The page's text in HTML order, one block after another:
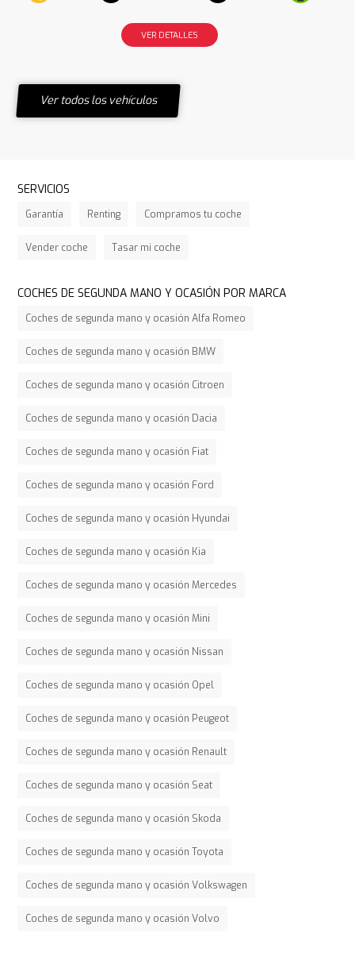
VER DETALLES
Ver todos los vehículos
SERVICIOS
Garantía Renting Compramos tu coche
Vender coche Tasar mi coche
COCHES DE SEGUNDA MANO Y OCASIÓN POR MARCA
Coches de segunda mano y ocasión Alfa Romeo
Coches de segunda mano y ocasión BMW
Coches de segunda mano y ocasión Citroen
Coches de segunda mano y ocasión Dacia
Coches de segunda mano y ocasión Fiat
Coches de segunda mano y ocasión Ford
Coches de segunda mano y ocasión Hyundai
Coches de segunda mano y ocasión Kia
Coches de segunda mano y ocasión Mercedes
Coches de segunda mano y ocasión Mini
Coches de segunda mano y ocasión Nissan
Coches de segunda mano y ocasión Opel
Coches de segunda mano y ocasión Peugeot
Coches de segunda mano y ocasión Renault
Coches de segunda mano y ocasión Seat
Coches de segunda mano y ocasión Skoda
Coches de segunda mano y ocasión Toyota
Coches de segunda mano y ocasión Volkswagen
Coches de segunda mano y ocasión Volvo